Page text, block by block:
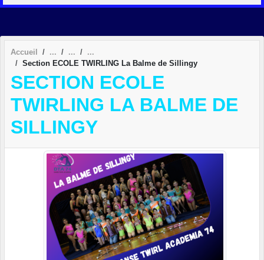
Accueil
Section ECOLE TWIRLING La Balme de Sillingy
SECTION ECOLE
TWIRLING LA BALME DE
SILLINGY